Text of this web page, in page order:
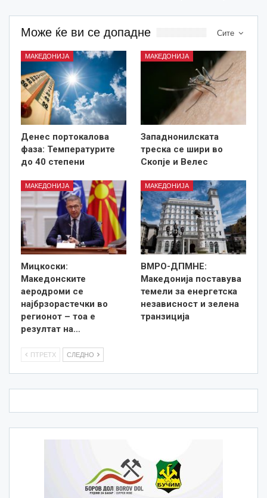
Сите
Може ќе ви се допадне
МАКЕДОНИЈА
Денес портокалова
фаза: Температурите
до 40 степени
МАКЕДОНИЈА
Западнонилската
треска се шири во
Скопје и Велес
МАКЕДОНИЈА
Мицкоски:
Македонските
аеродроми се
најбрзорастечки во
регионот – тоа е
резултат на…
МАКЕДОНИЈА
ВМРО-ДПМНЕ:
Македонија поставува
темели за енергетска
независност и зелена
транзиција
ПТРЕТХ СЛЕДНО